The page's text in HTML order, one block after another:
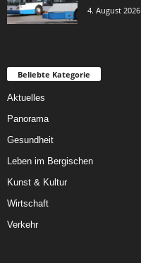
4. August 2026
Beliebte Kategorie
Aktuelles
Panorama
Gesundheit
Leben im Bergischen
Kunst & Kultur
Wirtschaft
Verkehr